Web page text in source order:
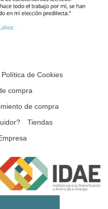
Política de Cookies
compra
de compra
Tiendas